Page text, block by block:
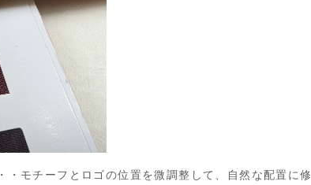
モチーフとロゴの位置を微調整して、自然な配置に修